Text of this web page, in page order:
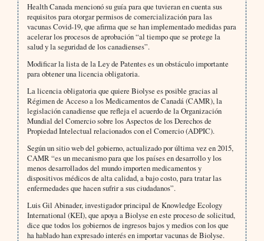
Health Canada mencionó su guía para que tuvieran en cuenta sus
requisitos para otorgar permisos de comercialización para las
vacunas Covid-19, que afirma que se han implementado medidas para
acelerar los procesos de aprobación “al tiempo que se protege la
salud y la seguridad de los canadienses”.
Modificar la lista de la Ley de Patentes es un obstáculo importante
para obtener una licencia obligatoria.
La licencia obligatoria que quiere Biolyse es posible gracias al
Régimen de Acceso a los Medicamentos de Canadá (CAMR), la
legislación canadiense que refleja el acuerdo de la Organización
Mundial del Comercio sobre los Aspectos de los Derechos de
Propiedad Intelectual relacionados con el Comercio (ADPIC).
Según un sitio web del gobierno, actualizado por última vez en 2015,
CAMR “es un mecanismo para que los países en desarrollo y los
menos desarrollados del mundo importen medicamentos y
dispositivos médicos de alta calidad, a bajo costo, para tratar las
enfermedades que hacen sufrir a sus ciudadanos”.
Luis Gil Abinader, investigador principal de Knowledge Ecology
International (KEI), que apoya a Biolyse en este proceso de solicitud,
dice que todos los gobiernos de ingresos bajos y medios con los que
ha hablado han expresado interés en importar vacunas de Biolyse.